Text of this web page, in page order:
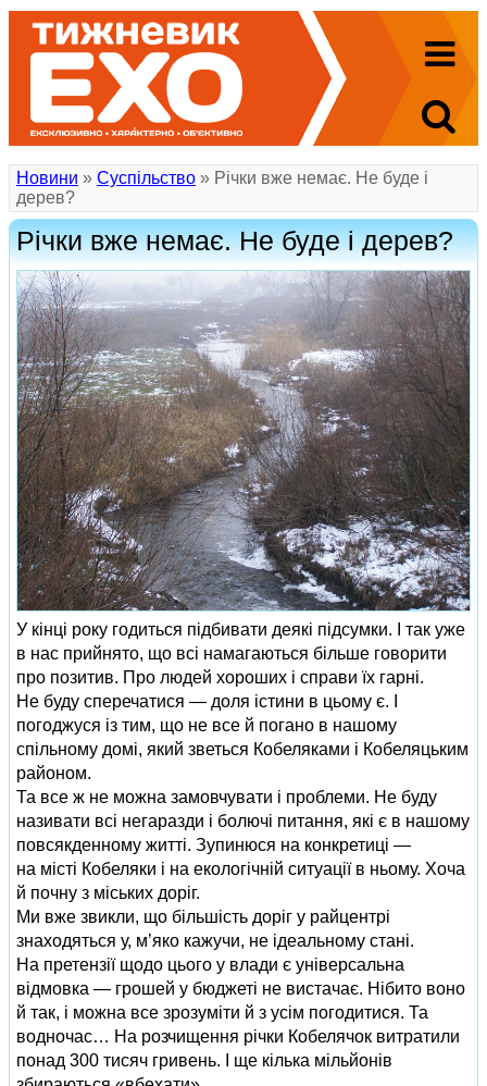
Новини » Суспільство » Річки вже немає. Не буде і
дерев?
Річки вже немає. Не буде і дерев?
У кінці року годиться підбивати деякі підсумки. І так уже
в нас прийнято, що всі намагаються більше говорити
про позитив. Про людей хороших і справи їх гарні.
Не буду сперечатися — доля істини в цьому є. І
погоджуся із тим, що не все й погано в нашому
спільному домі, який зветься Кобеляками і Кобеляцьким
районом.
Та все ж не можна замовчувати і проблеми. Не буду
називати всі негаразди і болючі питання, які є в нашому
повсякденному житті. Зупинюся на конкретиці —
на місті Кобеляки і на екологічній ситуації в ньому. Хоча
й почну з міських доріг.
Ми вже звикли, що більшість доріг у райцентрі
знаходяться у, м’яко кажучи, не ідеальному стані.
На претензії щодо цього у влади є універсальна
відмовка — грошей у бюджеті не вистачає. Нібито воно
й так, і можна все зрозуміти й з усім погодитися. Та
водночас… На розчищення річки Кобелячок витратили
понад 300 тисяч гривень. І ще кілька мільйонів